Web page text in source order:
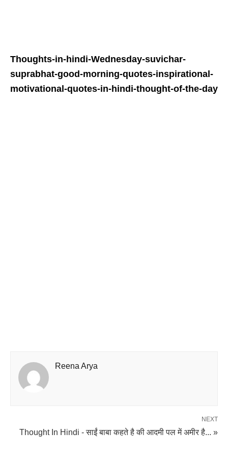
Thoughts-in-hindi-Wednesday-suvichar-
suprabhat-good-morning-quotes-inspirational-
motivational-quotes-in-hindi-thought-of-the-day
Reena Arya
NEXT
Thought In Hindi - साईं बाबा कहते है की आदमी पल में अमीर है... »